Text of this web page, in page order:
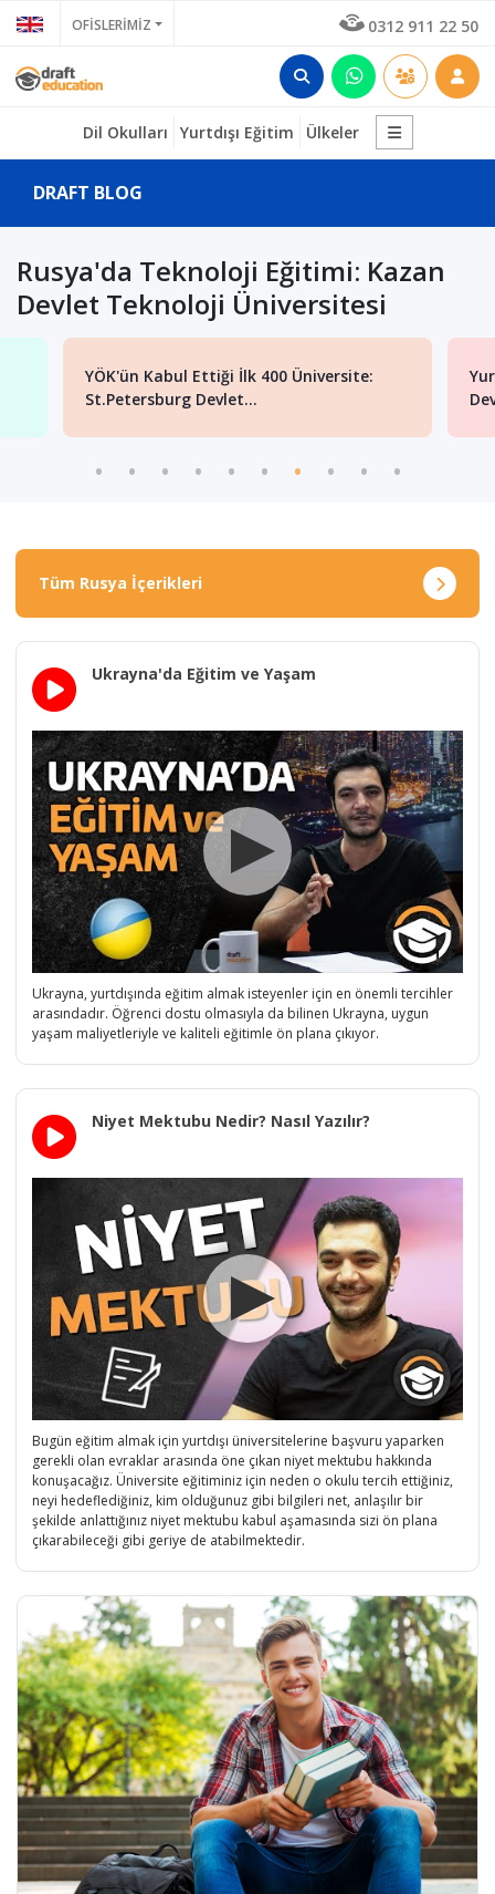
OFİSLERİMİZ 0312 911 22 50
Dil Okulları Yurtdışı Eğitim Ülkeler
DRAFT BLOG
Rusya'da Teknoloji Eğitimi: Kazan
Devlet Teknoloji Üniversitesi
YÖK'ün Kabul Ettiği İlk 400 Üniversite:
St.Petersburg Devlet...
Tüm Rusya İçerikleri
Ukrayna'da Eğitim ve Yaşam
Ukrayna, yurtdışında eğitim almak isteyenler için en önemli tercihler
arasındadır. Öğrenci dostu olmasıyla da bilinen Ukrayna, uygun
yaşam maliyetleriyle ve kaliteli eğitimle ön plana çıkıyor.
Niyet Mektubu Nedir? Nasıl Yazılır?
Bugün eğitim almak için yurtdışı üniversitelerine başvuru yaparken
gerekli olan evraklar arasında öne çıkan niyet mektubu hakkında
konuşacağız. Üniversite eğitiminiz için neden o okulu tercih ettiğiniz,
neyi hedeflediğiniz, kim olduğunuz gibi bilgileri net, anlaşılır bir
şekilde anlattığınız niyet mektubu kabul aşamasında sizi ön plana
çıkarabileceği gibi geriye de atabilmektedir.